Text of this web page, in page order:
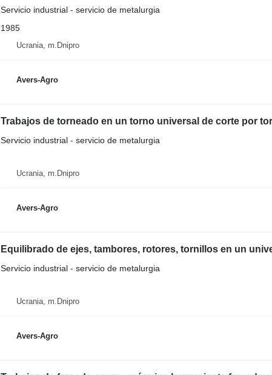
Servicio industrial - servicio de metalurgia
1985
Ucrania, m.Dnipro
Avers-Agro
Trabajos de torneado en un torno universal de corte por
Servicio industrial - servicio de metalurgia
Ucrania, m.Dnipro
Avers-Agro
Equilibrado de ejes, tambores, rotores, tornillos en un
Servicio industrial - servicio de metalurgia
Ucrania, m.Dnipro
Avers-Agro